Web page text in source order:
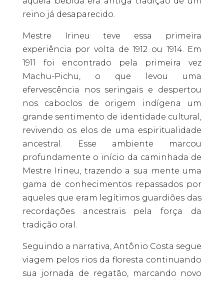
reino já desaparecido.
Mestre Irineu teve essa primeira
experiência por volta de 1912 ou 1914. Em
1911 foi encontrado pela primeira vez
Machu-Pichu, o que levou uma
efervescência nos seringais e despertou
nos caboclos de origem indígena um
grande sentimento de identidade cultural,
revivendo os elos de uma espiritualidade
ancestral. Esse ambiente marcou
profundamente o início da caminhada de
Mestre Irineu, trazendo a sua mente uma
gama de conhecimentos repassados por
aqueles que eram legítimos guardiões das
recordações ancestrais pela força da
tradição oral.
Seguindo a narrativa, Antônio Costa segue
viagem pelos rios da floresta continuando
sua jornada de regatão, marcando novo